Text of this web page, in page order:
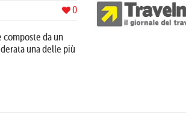
0
da un
una delle più